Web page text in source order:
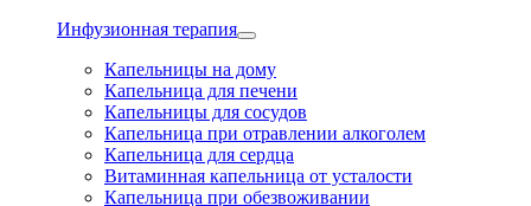
Инфузионная терапия
Капельницы на дому
Капельница для печени
Капельницы для сосудов
Капельница при отравлении алкоголем
Капельница для сердца
Витаминная капельница от усталости
Капельница при обезвоживании